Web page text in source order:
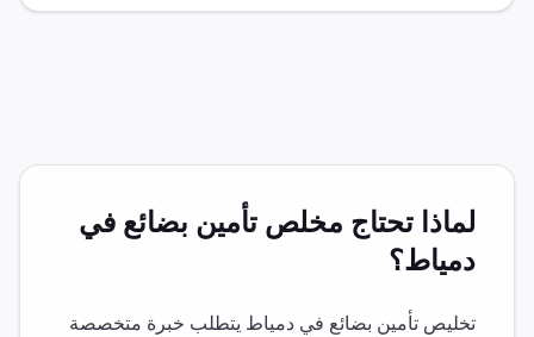
لماذا تحتاج مخلص تأمين بضائع في
دمياط؟
تخليص تأمين بضائع في دمياط يتطلب خبرة متخصصة